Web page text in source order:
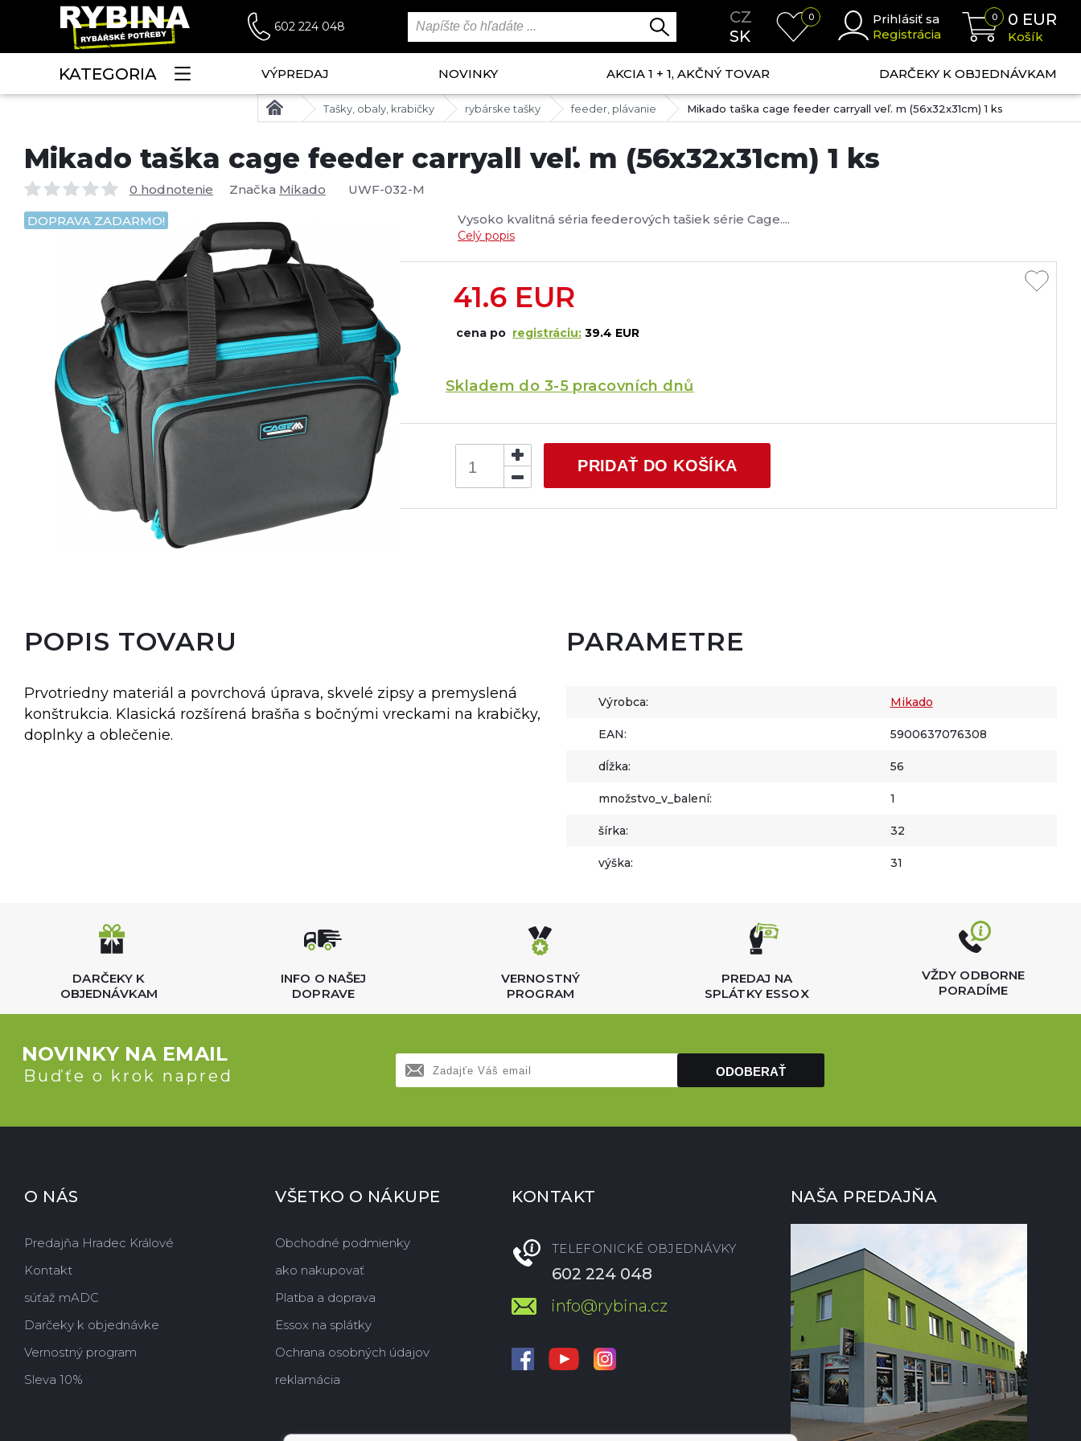
602 224 048
CZ
SK
0
Prihlásiť sa
Registrácia
0 0 EUR
Košík
KATEGORIA VÝPREDAJ NOVINKY AKCIA 1 + 1, AKČNÝ TOVAR DARČEKY K OBJEDNÁVKAM
Tašky, obaly, krabičky rybárske tašky feeder, plávanie Mikado taška cage feeder carryall veľ. m (56x32x31cm) 1 ks
Mikado taška cage feeder carryall veľ. m (56x32x31cm) 1 ks
0 hodnotenie Značka Mikado UWF-032-M
DOPRAVA ZADARMO! Vysoko kvalitná séria feederových tašiek série Cage....
Celý popis
41.6 EUR
cena po registráciu: 39.4 EUR
Skladem do 3-5 pracovních dnů
PRIDAŤ DO KOŠÍKA
POPIS TOVARU
Prvotriedny materiál a povrchová úprava, skvelé zipsy a premyslená
konštrukcia. Klasická rozšírená brašňa s bočnými vreckami na krabičky,
doplnky a oblečenie.
PARAMETRE
Výrobca: Mikado
EAN: 5900637076308
dĺžka: 56
množstvo_v_balení: 1
šírka: 32
výška: 31
DARČEKY K
OBJEDNÁVKAM
INFO O NAŠEJ
DOPRAVE
VERNOSTNÝ
PROGRAM
PREDAJ NA
SPLÁTKY ESSOX
VŽDY ODBORNE
PORADÍME
NOVINKY NA EMAIL
Buďťe o krok napred ODOBERAŤ
O NÁS
Predajňa Hradec Králové
Kontakt
súťaž mADC
Darčeky k objednávke
Vernostný program
Sleva 10%
VŠETKO O NÁKUPE
Obchodné podmienky
ako nakupovať
Platba a doprava
Essox na splátky
Ochrana osobných údajov
reklamácia
KONTAKT
TELEFONICKÉ OBJEDNÁVKY
602 224 048
info@rybina.cz
NAŠA PREDAJŇA